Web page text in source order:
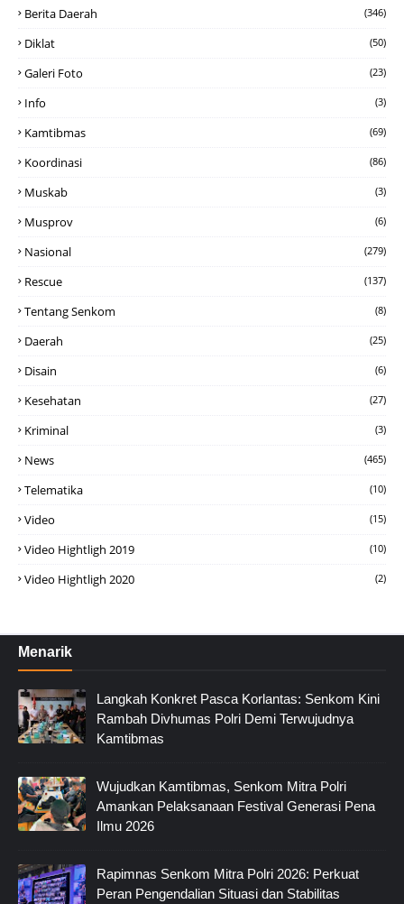
Berita Daerah (346)
Diklat (50)
Galeri Foto (23)
Info (3)
Kamtibmas (69)
Koordinasi (86)
Muskab (3)
Musprov (6)
Nasional (279)
Rescue (137)
Tentang Senkom (8)
Daerah (25)
Disain (6)
Kesehatan (27)
Kriminal (3)
News (465)
Telematika (10)
Video (15)
Video Hightligh 2019 (10)
Video Hightligh 2020 (2)
Menarik
Langkah Konkret Pasca Korlantas: Senkom Kini
Rambah Divhumas Polri Demi Terwujudnya
Kamtibmas
Wujudkan Kamtibmas, Senkom Mitra Polri
Amankan Pelaksanaan Festival Generasi Pena
Ilmu 2026
Rapimnas Senkom Mitra Polri 2026: Perkuat
Peran Pengendalian Situasi dan Stabilitas